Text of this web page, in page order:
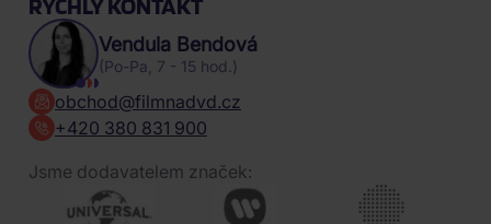
RYCHLÝ KONTAKT
Vendula Bendová
(Po-Pa, 7 - 15 hod.)
obchod@filmnadvd.cz
+420 380 831 900
Jsme dodavatelem značek: